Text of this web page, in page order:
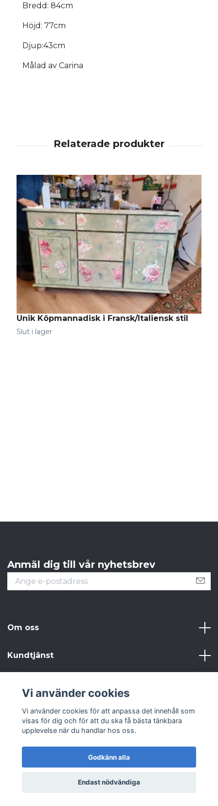
Bredd: 84cm
Höjd: 77cm
Djup:43cm
Målad av Carina
Unik Köpmannadisk i Fransk/Italiensk stil
Slut i lager
Anmäl dig till vår nyhetsbrev
Om oss
Kundtjänst
Sociala medier
© 2026 Från Gammalt till Annat AB
Vi använder cookies
Vi använder cookies för att anpassa det innehåll som
visas för dig och för att du ska få bästa tänkbara
upplevelse när du handlar hos oss.
Godkänn alla
Endast nödvändiga